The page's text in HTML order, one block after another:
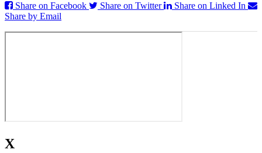
Share on Facebook
Share on Twitter
Share on Linked In
Share by Email
X